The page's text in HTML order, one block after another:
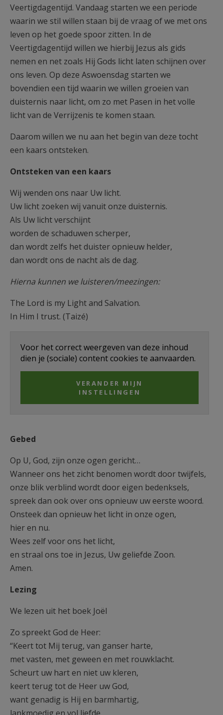
Veertigdagentijd. Vandaag starten we een periode
waarin we stil willen staan bij de vraag of we met ons
leven op het goede spoor zitten. In de
Veertigdagentijd willen we hierbij Jezus als gids
nemen en net zoals Hij Gods licht laten schijnen over
ons leven. Op deze Aswoensdag starten we
bovendien een tijd waarin we willen groeien van
duisternis naar licht, om zo met Pasen in het volle
licht van de Verrijzenis te komen staan.
Daarom willen we nu aan het begin van deze tocht
een kaars ontsteken.
Ontsteken van een kaars
Wij wenden ons naar Uw licht.
Uw licht zoeken wij vanuit onze duisternis.
Als Uw licht verschijnt
worden de schaduwen scherper,
dan wordt zelfs het duister opnieuw helder,
dan wordt ons de nacht als de dag.
Hierna kunnen we luisteren/meezingen:
The Lord is my Light and Salvation.
In Him I trust. (Taizé)
Voor het correct weergeven van deze inhoud
dien je (sociale) content cookies te aanvaarden.
VERANDER MIJN
INSTELLINGEN
Gebed
Op U, God, zijn onze ogen gericht…
Wanneer ons het zicht benomen wordt door twijfels,
onze blik verblind wordt door eigen bedenksels,
spreek dan ook over ons opnieuw uw eerste woord.
Onsteek dan opnieuw het licht in onze ogen,
hier en nu.
Wees zelf voor ons het licht,
en straal ons toe in Jezus, Uw geliefde Zoon.
Amen.
Lezing
We lezen uit het boek Joël
Zo spreekt God de Heer:
“Keert tot Mij terug, van ganser harte,
met vasten, met geween en met rouwklacht.
Scheurt uw hart en niet uw kleren,
keert terug tot de Heer uw God,
want genadig is Hij en barmhartig,